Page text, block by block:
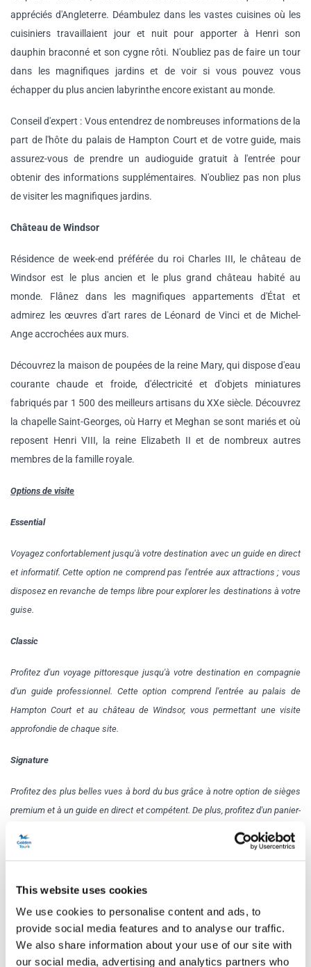
This website uses cookies
We use cookies to personalise content and ads, to
provide social media features and to analyse our traffic.
We also share information about your use of our site with
our social media, advertising and analytics partners who
appréciés d'Angleterre. Déambulez dans les vastes cuisines où les
cuisiniers travaillaient jour et nuit pour apporter à Henri son
dauphin braconné et son cygne rôti. N'oubliez pas de faire un tour
dans les magnifiques jardins et de voir si vous pouvez vous
échapper du plus ancien labyrinthe encore existant au monde.
Conseil d'expert : Vous entendrez de nombreuses informations de la
part de l'hôte du palais de Hampton Court et de votre guide, mais
assurez-vous de prendre un audioguide gratuit à l'entrée pour
obtenir des informations supplémentaires. N'oubliez pas non plus
de visiter les magnifiques jardins.
Château de Windsor
Résidence de week-end préférée du roi Charles III, le château de
Windsor est le plus ancien et le plus grand château habité au
monde. Flânez dans les magnifiques appartements d'État et
admirez les œuvres d'art rares de Léonard de Vinci et de Michel-
Ange accrochées aux murs.
Découvrez la maison de poupées de la reine Mary, qui dispose d'eau
courante chaude et froide, d'électricité et d'objets miniatures
fabriqués par 1 500 des meilleurs artisans du XXe siècle. Découvrez
la chapelle Saint-Georges, où Harry et Meghan se sont mariés et où
reposent Henri VIII, la reine Elizabeth II et de nombreux autres
membres de la famille royale.
Options de visite
Essential
Voyagez confortablement jusqu'à votre destination avec un guide en direct
et informatif. Cette option ne comprend pas l'entrée aux attractions ; vous
disposez en revanche de temps libre pour explorer les destinations à votre
guise.
Classic
Profitez d'un voyage pittoresque jusqu'à votre destination en compagnie
d'un guide professionnel. Cette option comprend l'entrée au palais de
Hampton Court et au château de Windsor, vous permettant une visite
approfondie de chaque site.
Signature
Profitez des plus belles vues à bord du bus grâce à notre option de sièges
premium et à un guide en direct et compétent. De plus, profitez d'un panier-
repas. Une fois sur place, vous aurez accès au palais de Hampton Court et
au château de Windsor, pour une expérience complète et immersive.
Programme
Jours d'ouverture :du jeudi au lundi